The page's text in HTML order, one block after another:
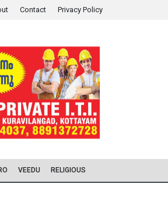
Contact Privacy Policy
VEEDU RELIGIOUS